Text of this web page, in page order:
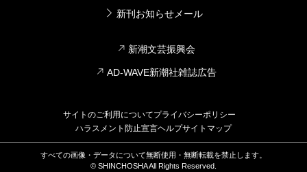
新刊お知らせメール
新潮文芸振興会
AD-WAVE新潮社雑誌広告
サイトのご利用についてプライバシーポリシー
ハラスメント防止宣言ヘルプサイトマップ
すべての画像・データについて無断使用・無断転載を禁止します。
© SHINCHOSHA All Rights Reserved.